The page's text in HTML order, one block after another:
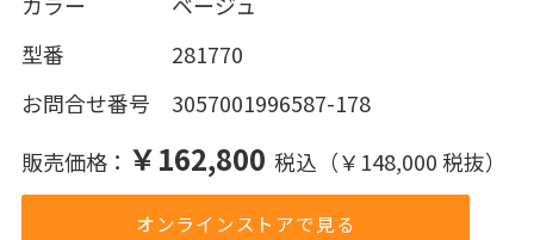
型番 281770
お問合せ番号 3057001996587-178
販売価格： ￥162,800 税込（￥148,000 税抜）
オンラインストアで見る